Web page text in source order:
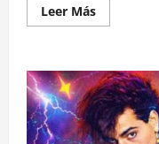
Leer MásLeer
más
que
hay
que
saber
de
Marco